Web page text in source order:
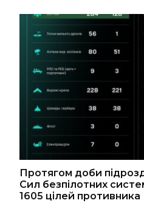
Протягом доби
Сил безпілотних
1605 цілей противника